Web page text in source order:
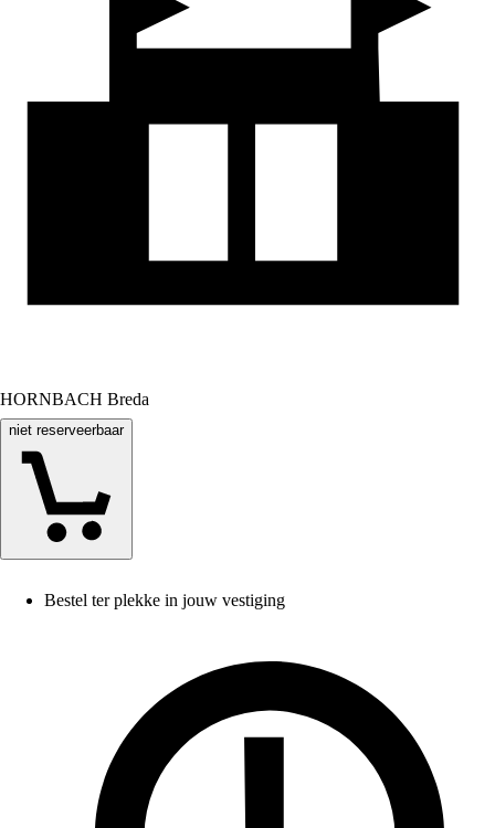
HORNBACH Breda
niet reserveerbaar
Bestel ter plekke in jouw vestiging